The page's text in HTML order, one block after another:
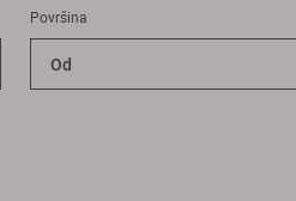
Površina